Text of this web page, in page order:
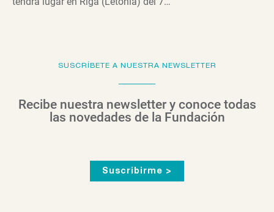
SUSCRÍBETE A NUESTRA NEWSLETTER
Recibe nuestra newsletter y conoce todas
las novedades de la Fundación
Suscribirme >